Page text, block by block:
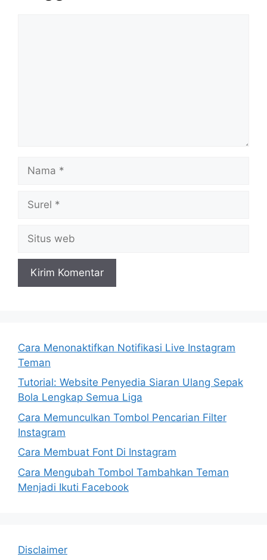
web
Cara Menonaktifkan Notifikasi Live Instagram
Teman
Tutorial: Website Penyedia Siaran Ulang Sepak
Bola Lengkap Semua Liga
Cara Memunculkan Tombol Pencarian Filter
Instagram
Cara Membuat Font Di Instagram
Cara Mengubah Tombol Tambahkan Teman
Menjadi Ikuti Facebook
Disclaimer